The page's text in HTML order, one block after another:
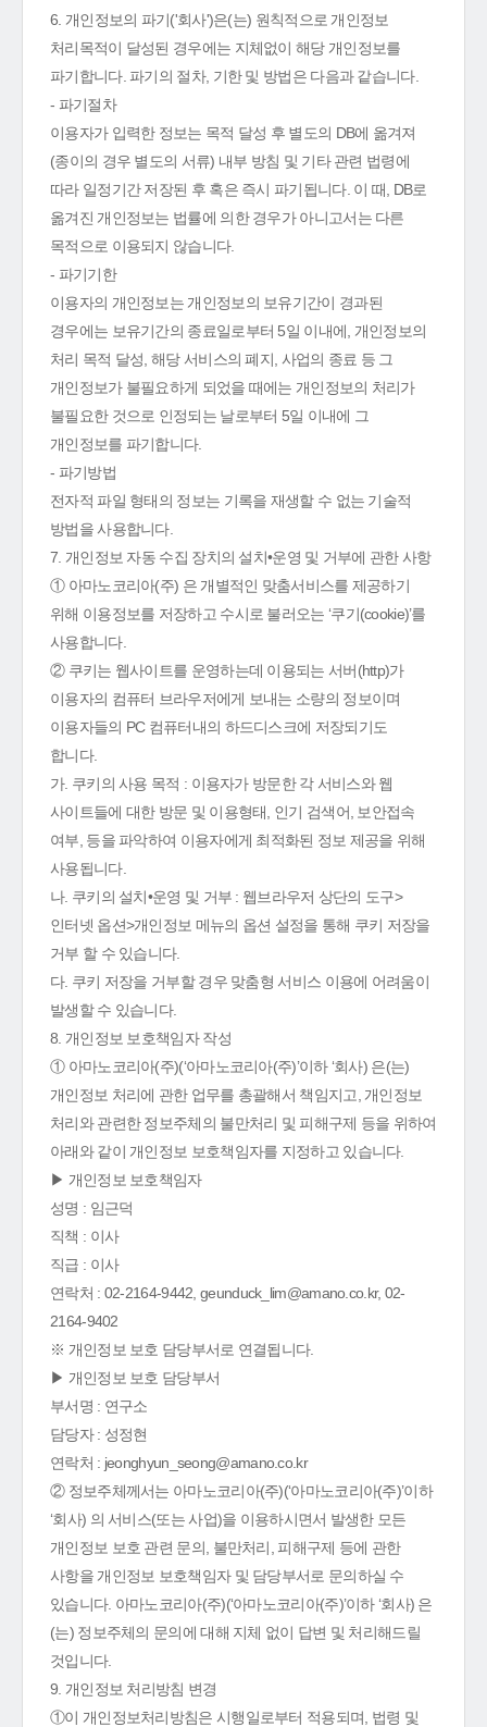
6. 개인정보의 파기('회사')은(는) 원칙적으로 개인정보
처리목적이 달성된 경우에는 지체없이 해당 개인정보를
파기합니다. 파기의 절차, 기한 및 방법은 다음과 같습니다.
- 파기절차
이용자가 입력한 정보는 목적 달성 후 별도의 DB에 옮겨져
(종이의 경우 별도의 서류) 내부 방침 및 기타 관련 법령에
따라 일정기간 저장된 후 혹은 즉시 파기됩니다. 이 때, DB로
옮겨진 개인정보는 법률에 의한 경우가 아니고서는 다른
목적으로 이용되지 않습니다.
- 파기기한
이용자의 개인정보는 개인정보의 보유기간이 경과된
경우에는 보유기간의 종료일로부터 5일 이내에, 개인정보의
처리 목적 달성, 해당 서비스의 폐지, 사업의 종료 등 그
개인정보가 불필요하게 되었을 때에는 개인정보의 처리가
불필요한 것으로 인정되는 날로부터 5일 이내에 그
개인정보를 파기합니다.
- 파기방법
전자적 파일 형태의 정보는 기록을 재생할 수 없는 기술적
방법을 사용합니다.
7. 개인정보 자동 수집 장치의 설치•운영 및 거부에 관한 사항
① 아마노코리아(주) 은 개별적인 맞춤서비스를 제공하기
위해 이용정보를 저장하고 수시로 불러오는 ‘쿠기(cookie)’를
사용합니다.
② 쿠키는 웹사이트를 운영하는데 이용되는 서버(http)가
이용자의 컴퓨터 브라우저에게 보내는 소량의 정보이며
이용자들의 PC 컴퓨터내의 하드디스크에 저장되기도
합니다.
가. 쿠키의 사용 목적 : 이용자가 방문한 각 서비스와 웹
사이트들에 대한 방문 및 이용형태, 인기 검색어, 보안접속
여부, 등을 파악하여 이용자에게 최적화된 정보 제공을 위해
사용됩니다.
나. 쿠키의 설치•운영 및 거부 : 웹브라우저 상단의 도구>
인터넷 옵션>개인정보 메뉴의 옵션 설정을 통해 쿠키 저장을
거부 할 수 있습니다.
다. 쿠키 저장을 거부할 경우 맞춤형 서비스 이용에 어려움이
발생할 수 있습니다.
8. 개인정보 보호책임자 작성
① 아마노코리아(주)(‘아마노코리아(주)’이하 ‘회사) 은(는)
개인정보 처리에 관한 업무를 총괄해서 책임지고, 개인정보
처리와 관련한 정보주체의 불만처리 및 피해구제 등을 위하여
아래와 같이 개인정보 보호책임자를 지정하고 있습니다.
▶ 개인정보 보호책임자
성명 : 임근덕
직책 : 이사
직급 : 이사
연락처 : 02-2164-9442, geunduck_lim@amano.co.kr, 02-
2164-9402
※ 개인정보 보호 담당부서로 연결됩니다.
▶ 개인정보 보호 담당부서
부서명 : 연구소
담당자 : 성정현
연락처 : jeonghyun_seong@amano.co.kr
② 정보주체께서는 아마노코리아(주)(‘아마노코리아(주)’이하
‘회사) 의 서비스(또는 사업)을 이용하시면서 발생한 모든
개인정보 보호 관련 문의, 불만처리, 피해구제 등에 관한
사항을 개인정보 보호책임자 및 담당부서로 문의하실 수
있습니다. 아마노코리아(주)(‘아마노코리아(주)’이하 ‘회사) 은
(는) 정보주체의 문의에 대해 지체 없이 답변 및 처리해드릴
것입니다.
9. 개인정보 처리방침 변경
①이 개인정보처리방침은 시행일로부터 적용되며, 법령 및